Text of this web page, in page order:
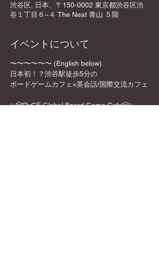
渋谷区, 日本、〒150-0002 東京都渋谷区渋
谷１丁目６−４ The Neat 青山 ５階
イベントについて
〜〜〜〜〜〜 (English below)
日本初！？渋谷駅徒歩5分の
ボードゲームカフェ×英会話/国際交流カフェ
✨🎲DyCE Global Board Game Cafe🎲✨